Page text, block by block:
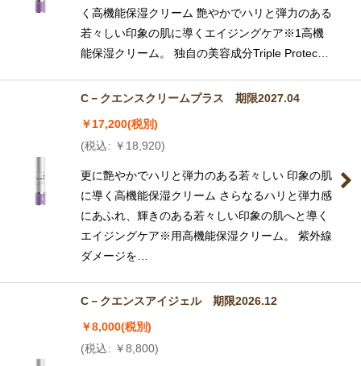
く高機能保湿クリーム 艶やかでハリと弾力のある
若々しい印象の肌に導くエイジングケア※1高機
能保湿クリーム。 独自の美容成分Triple Protec…
C－クエンスクリームプラス 期限2027.04
￥17,200(税別)
(税込: ￥ 18,920)
更に艶やかでハリと弾力のある若々しい 印象の肌
に導く高機能保湿クリーム さらなるハリと弾力感
にあふれ、輝きのある若々しい印象の肌へと導く
エイジングケア※用高機能保湿クリーム。 紫外線
ダメージを…
C－クエンスアイジェル 期限2026.12
￥8,000(税別)
(税込: ￥8,800)